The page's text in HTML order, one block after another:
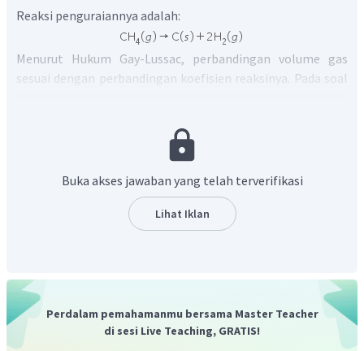
Reaksi penguraiannya adalah:
Menurut Hukum Gay-Lussac, perbandingan volume gas
sesuai dengan perbandingan koefisien reaksinya. Pada soal
perbandingan koefisiennya yaitu 1:2, maka:
Jadi volume gas metana yang harus direaksikan adalah
12,5 L.
Buka akses jawaban yang telah terverifikasi
Lihat Iklan
Perdalam pemahamanmu bersama Master Teacher
di sesi Live Teaching, GRATIS!